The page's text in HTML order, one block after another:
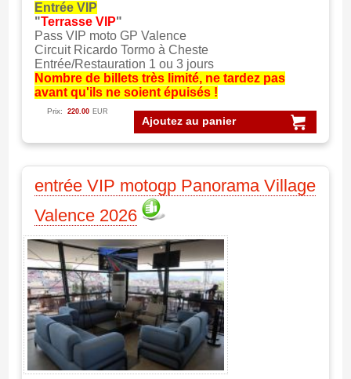
Entrée VIP
"Terrasse VIP"
Pass VIP moto GP Valence
Circuit Ricardo Tormo à Cheste
Entrée/Restauration 1 ou 3 jours
Nombre de billets très limité, ne tardez pas
avant qu'ils ne soient épuisés !
Ajoutez au panier
Prix: 220.00 EUR
entrée VIP motogp Panorama Village
Valence 2026